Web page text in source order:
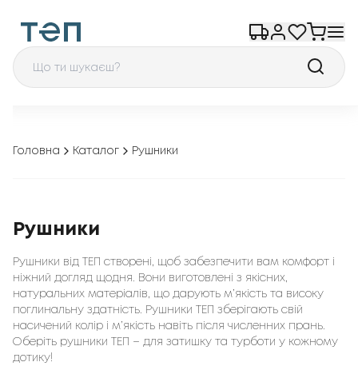
Головна Каталог Рушники
Рушники
Рушники від ТЕП створені, щоб забезпечити вам комфорт і
ніжний догляд щодня. Вони виготовлені з якісних,
натуральних матеріалів, що дарують м’якість та високу
поглинальну здатність. Рушники ТЕП зберігають свій
насичений колір і м’якість навіть після численних прань.
Оберіть рушники ТЕП – для затишку та турботи у кожному
дотику!